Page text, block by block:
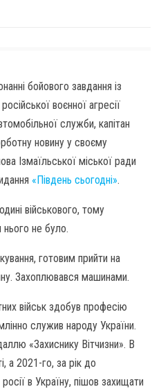
бойового завдання із
воєнної агресії
служби, капітан
новину у своєму
Ізмаїльської міської ради
«Південь сьогодні».
військового, тому
не було.
готовим прийти на
Захоплювався машинами.
військ здобув професію
служив народу України.
«Захиснику Вітчизни». В
а 2021-го, за рік до
в Україну, пішов захищати